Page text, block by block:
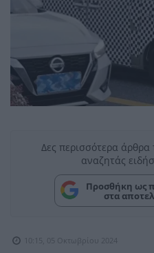
Δες περισσότερα
αναζητάς
Προσθήκη ως
στα
10:15, 05 Οκτωβρίου 2024